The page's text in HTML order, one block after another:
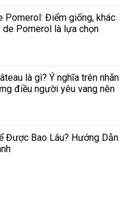
Pomerol: Điểm giống, khác
de Pomerol là lựa chọn
là gì? Ý nghĩa trên nhãn
điều người yêu vang nên
Được Bao Lâu? Hướng Dẫn